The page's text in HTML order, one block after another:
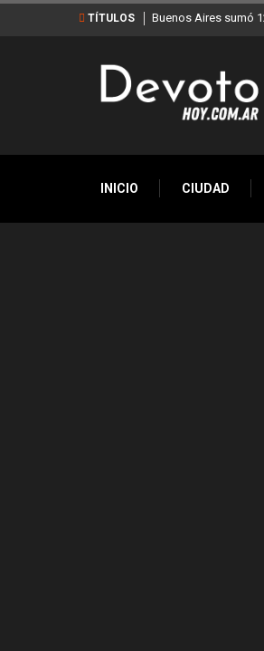
TÍTULOS Buenos Aires sumó
INICIO CIUDAD